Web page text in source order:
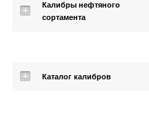
Калибры нефтяного
сортамента
Каталог калибров